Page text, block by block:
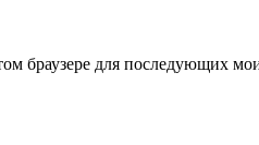
браузере для последующих